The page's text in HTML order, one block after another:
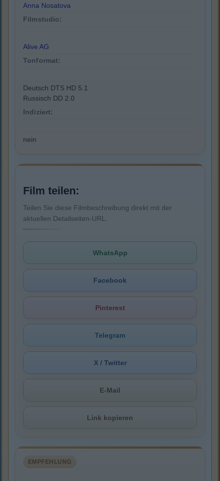
Anna Nosatova
Filmstudio:
Alive AG
Tonformat:
Deutsch DTS HD 5.1
Russisch DD 2.0
Indiziert:
nein
Film teilen:
Teilen Sie diese Filmbeschreibung direkt mit der
aktuellen Detailseiten-URL.
WhatsApp
Facebook
Pinterest
Telegram
X / Twitter
E-Mail
Link kopieren
EMPFEHLUNG